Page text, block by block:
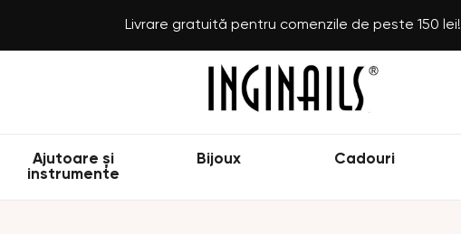
Livrare gratuită pentru comenzile de peste 150 lei!
Ajutoare și
instrumente
Bijoux Cadouri